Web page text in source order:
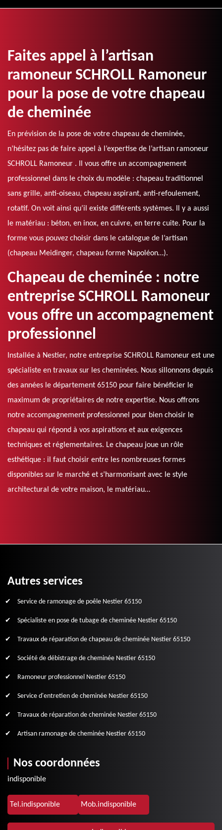
Faites appel à l’artisan
ramoneur SCHROLL Ramoneur
pour la pose de votre chapeau
de cheminée
En prévision de la pose de votre chapeau de cheminée,
n’hésitez pas de faire appel à l’expertise de l’artisan ramoneur
SCHROLL Ramoneur . Il vous offre un accompagnement
professionnel dans le choix du modèle : chapeau traditionnel
sans grille, anti-oiseau, chapeau aspirant, anti-refoulement,
rotatif. On voit ainsi qu’il existe différents systèmes. Il y a aussi
le matériau : béton, en inox, en cuivre, en terre cuite. Pour la
forme vous pouvez choisir dans le catalogue de l’artisan
(chapeau Meidinger, chapeau forme Napoléon…).
Chapeau de cheminée : notre
entreprise SCHROLL Ramoneur
vous offre un accompagnement
professionnel
Installée à Nestier, notre entreprise SCHROLL Ramoneur est une
spécialiste en travaux sur les cheminées. Nous sillonnons depuis
des années le département 65150 pour faire bénéficier le
maximum de propriétaires de notre expertise. Nous offrons
notre accompagnement professionnel pour bien choisir le
chapeau qui répond à vos aspirations et aux exigences
techniques et réglementaires. Le chapeau joue un rôle
esthétique : il faut choisir entre les nombreuses formes
disponibles sur le marché et s’harmonisant avec le style
architectural de votre maison, le matériau…
Autres services
Service de ramonage de poêle Nestier 65150
Spécialiste en pose de tubage de cheminée Nestier 65150
Travaux de réparation de chapeau de cheminée Nestier 65150
Société de débistrage de cheminée Nestier 65150
Ramoneur professionnel Nestier 65150
Service d'entretien de cheminée Nestier 65150
Travaux de réparation de cheminée Nestier 65150
Artisan ramonage de cheminée Nestier 65150
Nos coordonnées
indisponible
Tel.indisponible Mob.indisponible